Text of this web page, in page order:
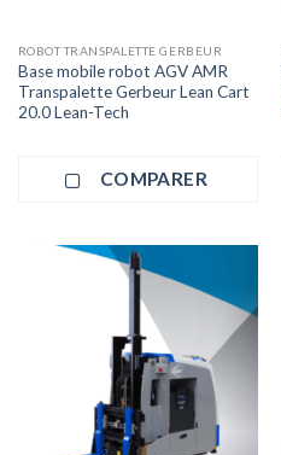
ROBOT TRANSPALETTE GERBEUR
Base mobile robot AGV AMR
Transpalette Gerbeur Lean Cart
20.0 Lean-Tech
COMPARER